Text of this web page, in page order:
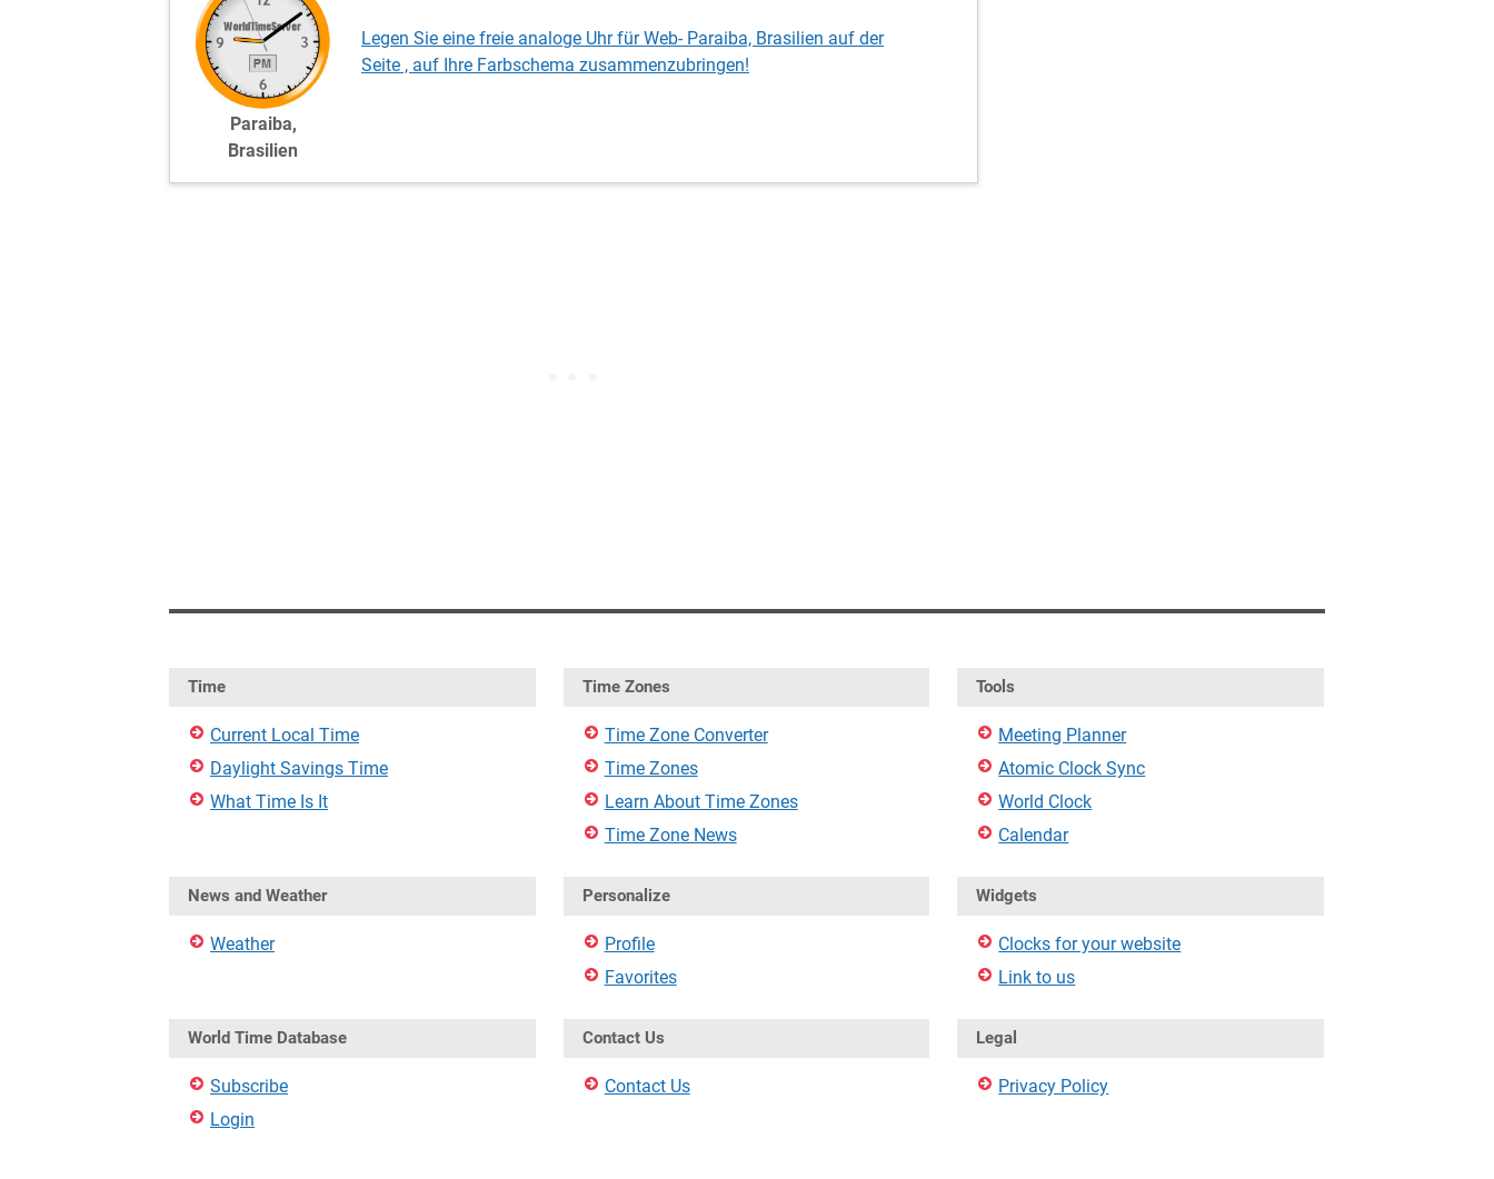
Paraiba,
Brasilien
Legen Sie eine freie analoge Uhr für Web- Paraiba, Brasilien auf der
Seite , auf Ihre Farbschema zusammenzubringen!
Time
Current Local Time
Daylight Savings Time
What Time Is It
Time Zones
Time Zone Converter
Time Zones
Learn About Time Zones
Time Zone News
Tools
Meeting Planner
Atomic Clock Sync
World Clock
Calendar
News and Weather
Weather
Personalize
Profile
Favorites
Widgets
Clocks for your website
Link to us
World Time Database
Subscribe
Login
Contact Us
Contact Us
Legal
Privacy Policy